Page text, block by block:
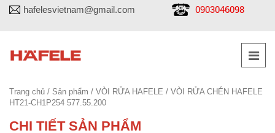
hafelesvietnam@gmail.com 0903046098
Trang chủ / Sản phẩm / VÒI RỬA HAFELE / VÒI RỬA CHÉN HAFELE
HT21-CH1P254 577.55.200
CHI TIẾT SẢN PHẨM